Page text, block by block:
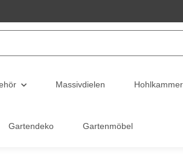
Massivdielen
Gartendeko Gartenmöbel